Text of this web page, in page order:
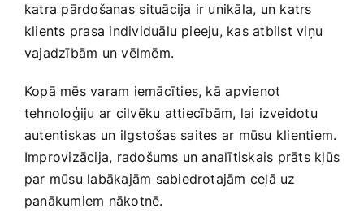
katra pārdošanas⁢ situācija ir ‌unikāla, un katrs
‍klients prasa individuālu pieeju, kas atbilst viņu
vajadzībām un vēlmēm.
Kopā ‍mēs varam iemācīties, kā⁣ apvienot
tehnoloģiju ar cilvēku ⁢attiecībām, lai izveidotu
autentiskas un⁢ ilgstošas ​saites ar mūsu klientiem.
Improvizācija, ‍radošums un analītiskais prāts kļūs
par mūsu labākajām sabiedrotajām ceļā uz
panākumiem nākotnē. ⁤